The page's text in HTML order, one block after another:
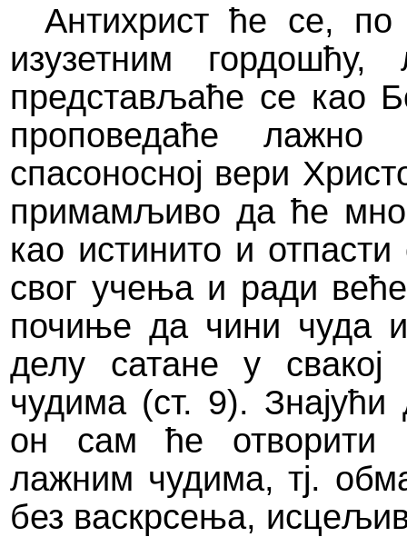
Антихрист ће се, по
изузетним гордошћу,
представљаће се као
проповедаће лажно
спасоносној вери
примамљиво да ће
као истинито и
свог учења и ради
почиње да чини чуда
делу сатане у
чудима (ст. 9).
он сам ће отворити
лажним чудима, тј.
без васкрсења,